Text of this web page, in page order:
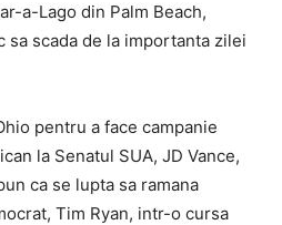
a-Lago din Palm Beach,
sa scada de la importanta zilei
pentru a face campanie
la Senatul SUA, JD Vance,
ca se lupta sa ramana
Tim Ryan, intr-o cursa